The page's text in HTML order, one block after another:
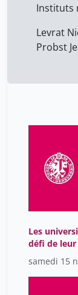
Instituts
Levrat
Probst
Les
défi de leur
samedi 15